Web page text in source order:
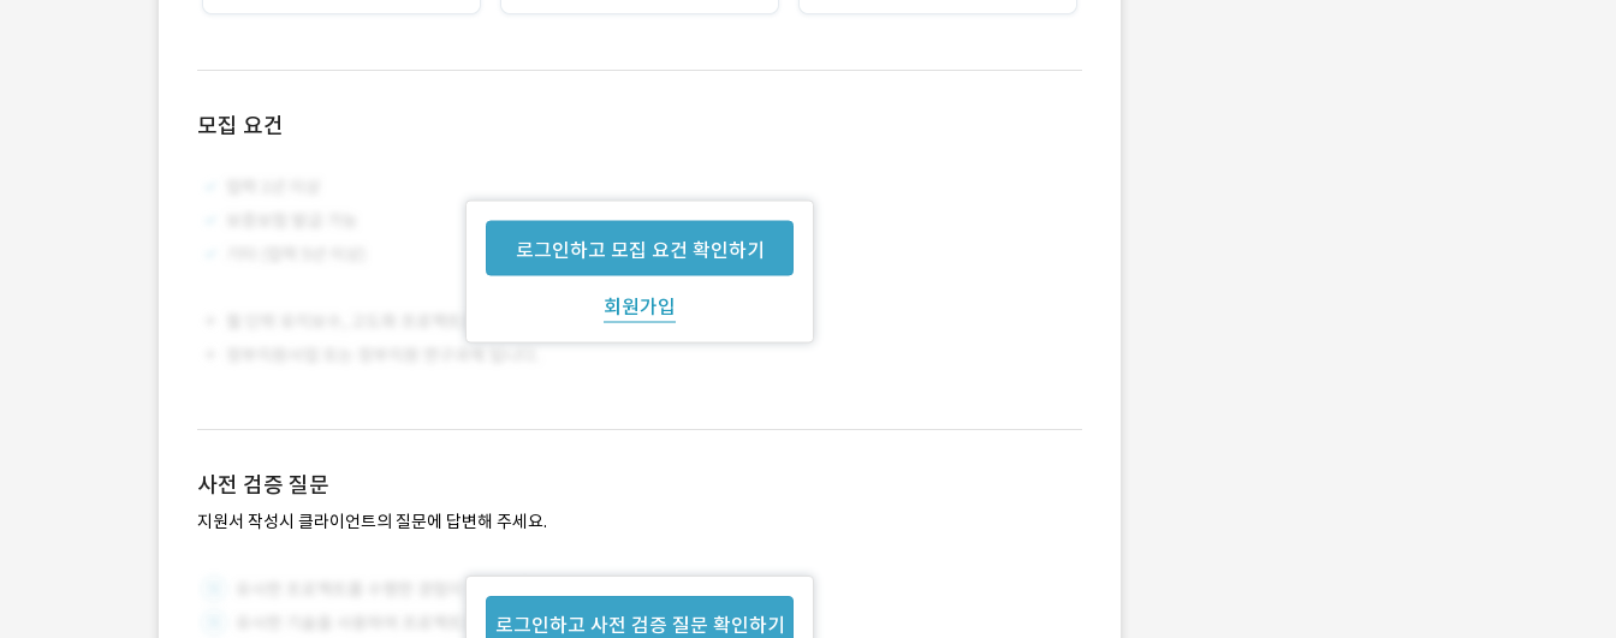
모집 요건
로그인하고 모집 요건 확인하기
회원가입
사전 검증 질문
지원서 작성시 클라이언트의 질문에 답변해 주세요.
로그인하고 사전 검증 질문 확인하기